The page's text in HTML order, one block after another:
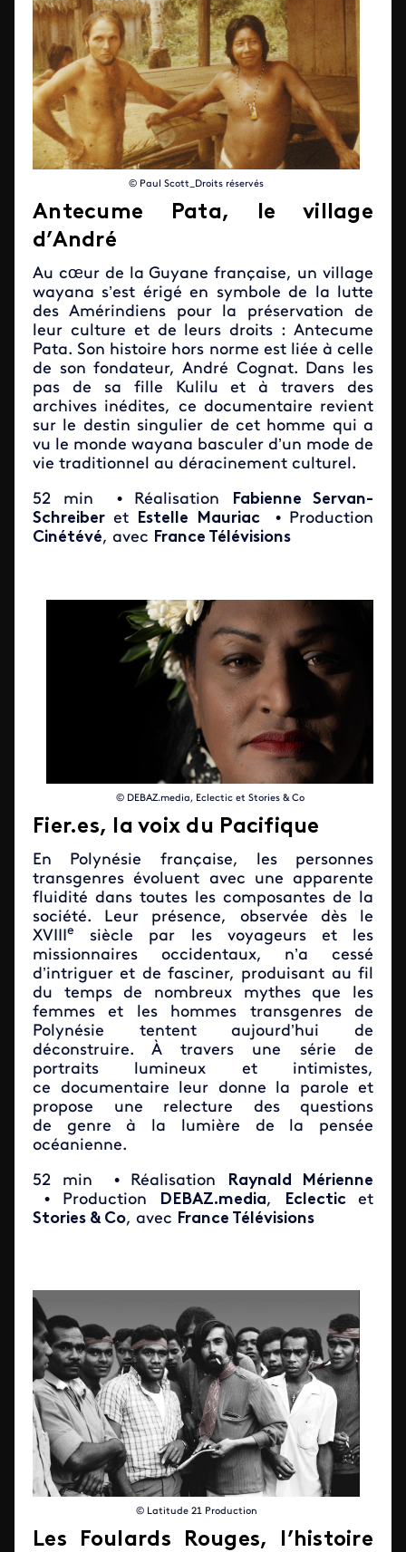
© Paul Scott_Droits réservés
Antecume Pata, le village
d’André
Au cœur de la Guyane française, un village
wayana s’est érigé en symbole de la lutte
des Amérindiens pour la préservation de
leur culture et de leurs droits : Antecume
Pata. Son histoire hors norme est liée à celle
de son fondateur, André Cognat. Dans les
pas de sa fille Kulilu et à travers des
archives inédites, ce documentaire revient
sur le destin singulier de cet homme qui a
vu le monde wayana basculer d’un mode de
vie traditionnel au déracinement culturel.
52 min • Réalisation
Fabienne Servan-
Schreiber et Estelle Mauriac
• Production
Cinétévé, avec France Télévisions
© DEBAZ.media, Eclectic et Stories & Co
Fier.es, la voix du Pacifique
En Polynésie française, les personnes
transgenres évoluent avec une apparente
fluidité dans toutes les composantes de la
société. Leur présence, observée dès le
XVIIIe
siècle par les voyageurs et les
missionnaires occidentaux, n’a cessé
d’intriguer et de fasciner, produisant au fil
du temps de nombreux mythes que les
femmes et les hommes transgenres de
Polynésie tentent aujourd’hui de
déconstruire. À travers une série de
portraits lumineux et intimistes,
ce documentaire leur donne la parole et
propose une relecture des questions
de genre à la lumière de la pensée
océanienne.
52 min • Réalisation
Raynald Mérienne
• Production
DEBAZ.media, Eclectic et
Stories & Co, avec France Télévisions
© Latitude 21 Production
Les Foulards Rouges, l’histoire